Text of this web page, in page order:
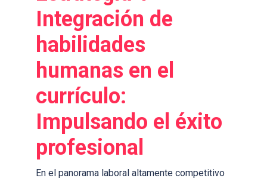
Integración de
habilidades
humanas en el
currículo:
Impulsando el éxito
profesional
En el panorama laboral altamente competitivo